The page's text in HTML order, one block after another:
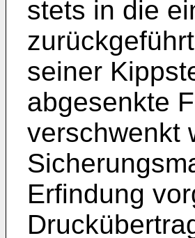
stets in die
seiner
abgesenkte
verschwenkt
Erfindung